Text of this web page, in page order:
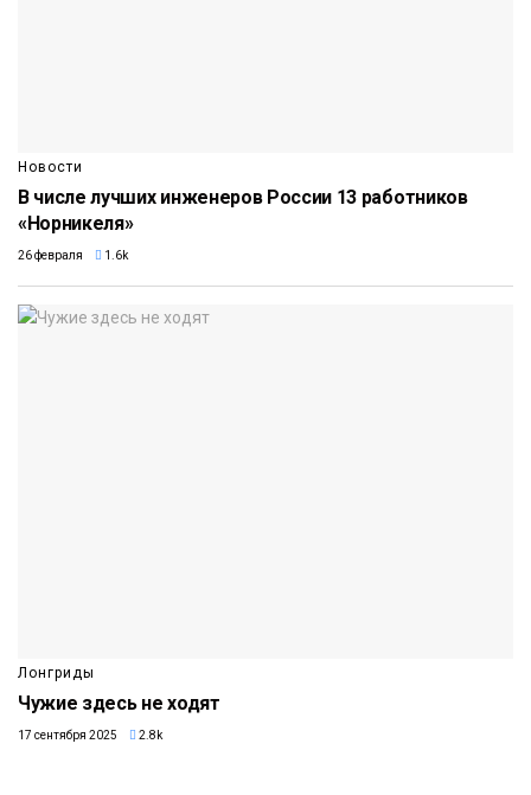
Новости
В числе лучших инженеров России 13 работников
«Норникеля»
26 февраля 1.6k
Лонгриды
Чужие здесь не ходят
17 сентября 2025 2.8k